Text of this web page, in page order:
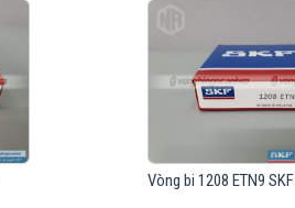
Vòng bi 1208 ETN9